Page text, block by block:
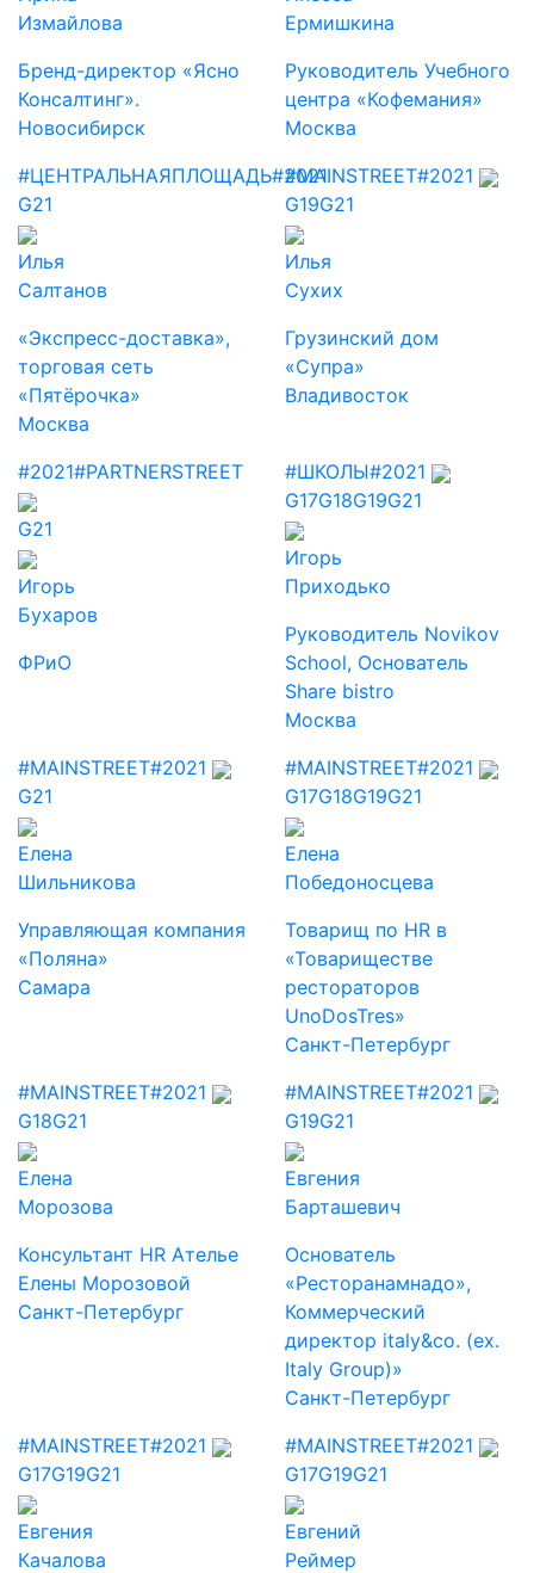
Измайлова
Бренд-директор «Ясно
Консалтинг».
Новосибирск
Ермишкина
Руководитель Учебного
центра «Кофемания»
Москва
#ЦЕНТРАЛЬНАЯПЛОЩАДЬ#2021
G21
Илья
Салтанов
«Экспресс-доставка»,
торговая сеть
«Пятёрочка»
Москва
#MAINSTREET#2021
G19G21
Илья
Сухих
Грузинский дом
«Супра»
Владивосток
#2021#PARTNERSTREET
G21
Игорь
Бухаров
ФРиО
#ШКОЛЫ#2021
G17G18G19G21
Игорь
Приходько
Руководитель Novikov
School, Основатель
Share bistro
Москва
#MAINSTREET#2021
G21
Елена
Шильникова
Управляющая компания
«Поляна»
Самара
#MAINSTREET#2021
G17G18G19G21
Елена
Победоносцева
Товарищ по HR в
«Товариществе
рестораторов
UnoDosTres»
Санкт-Петербург
#MAINSTREET#2021
G18G21
Елена
Морозова
Консультант HR Ателье
Елены Морозовой
Санкт-Петербург
#MAINSTREET#2021
G19G21
Евгения
Барташевич
Основатель
«Ресторанамнадо»,
Коммерческий
директор italy&co. (ex.
Italy Group)»
Санкт-Петербург
#MAINSTREET#2021
G17G19G21
Евгения
Качалова
#MAINSTREET#2021
G17G19G21
Евгений
Реймер